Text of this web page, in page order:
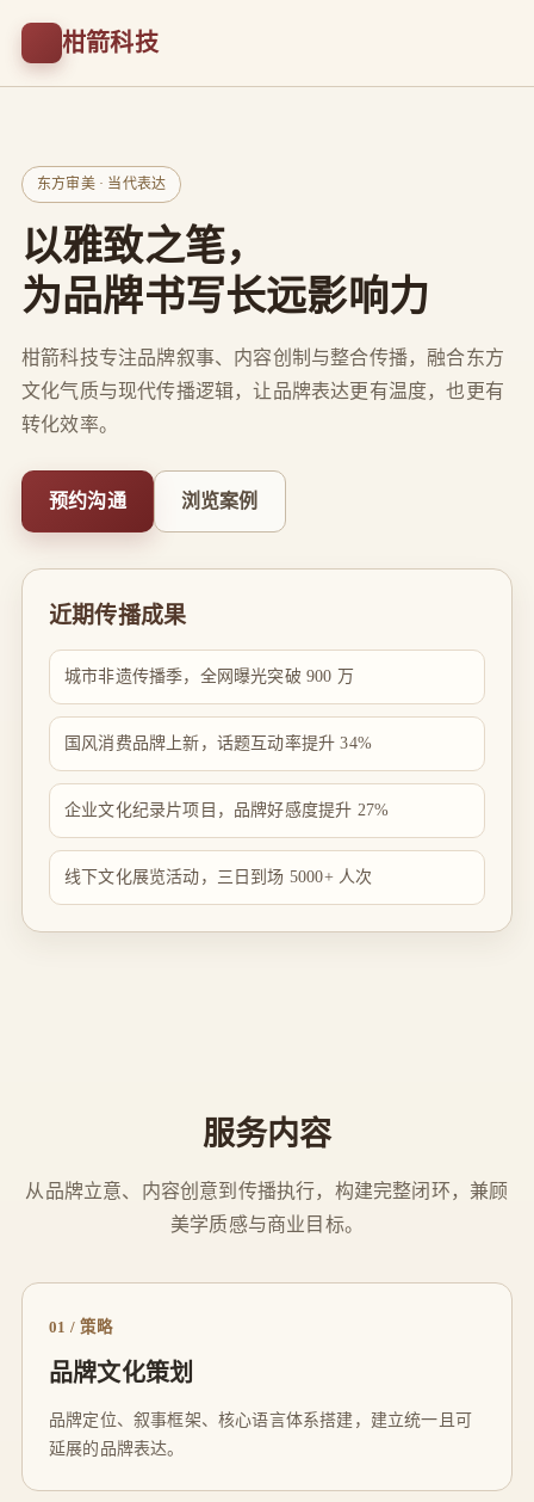
柑箭科技
东方审美 · 当代表达
以雅致之笔，
为品牌书写长远影响力
柑箭科技专注品牌叙事、内容创制与整合传播，融合东方
文化气质与现代传播逻辑，让品牌表达更有温度，也更有
转化效率。
预约沟通 浏览案例
近期传播成果
城市非遗传播季，全网曝光突破 900 万
国风消费品牌上新，话题互动率提升 34%
企业文化纪录片项目，品牌好感度提升 27%
线下文化展览活动，三日到场 5000+ 人次
服务内容
从品牌立意、内容创意到传播执行，构建完整闭环，兼顾
美学质感与商业目标。
01 / 策略
品牌文化策划
品牌定位、叙事框架、核心语言体系搭建，建立统一且可
延展的品牌表达。